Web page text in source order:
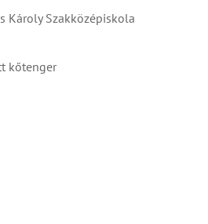
Károly Szakközépiskola
kőtenger